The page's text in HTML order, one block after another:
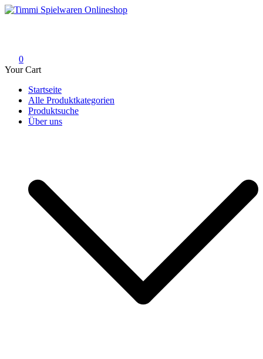
Skip
0
Your Cart
Startseite
Alle Produktkategorien
Produktsuche
Über uns